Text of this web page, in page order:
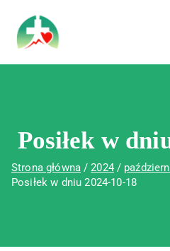
Wojewódzki
Św. Rafała w
Posiłek w
Strona główna 2024
Posiłek w dniu 2024-10-18